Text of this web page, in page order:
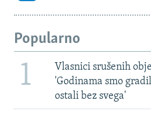
Popularno
1
Vlasnici srušenih
'Godinama smo
ostali bez svega'